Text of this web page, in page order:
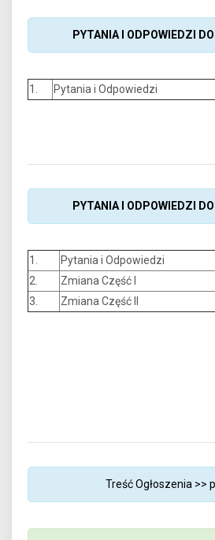
PYTANIA I ODPOWIEDZI
1. Pytania i Odpowiedzi
PYTANIA I ODPOWIEDZI
1. Pytania i Odpowiedzi
2.
Zmiana Część I
3.
Zmiana Część II
Treść Ogłoszenia >>